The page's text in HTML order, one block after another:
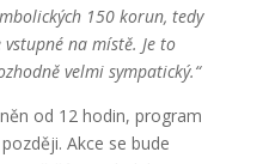
150 korun, tedy
na místě. Je to
velmi sympatický.“
od 12 hodin, program
Akce se bude